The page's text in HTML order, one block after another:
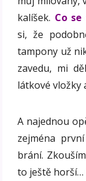
kalíšek. Co
si, že
tampony už
zavedu, mi
látkové vložky
A najednou
zejména
brání. Zkouším
to ještě horší…